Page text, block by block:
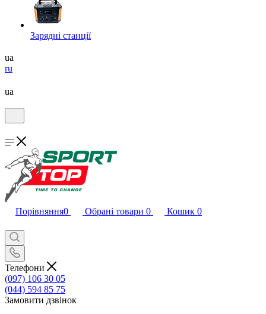
Зарядні станції
ua
ru
ua
Порівняння0 Обрані товари 0 Кошик 0
Телефони
(097) 106 30 05
(044) 594 85 75
Замовити дзвінок